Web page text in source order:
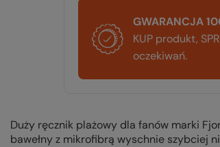
GWARANCJA
KUP produkt,
oczekiwań.
Duży ręcznik plażowy dla fanów marki
bawełny z mikrofibrą wyschnie szybciej